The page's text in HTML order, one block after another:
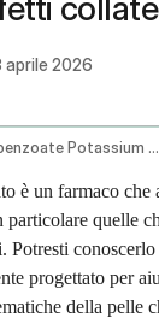
aprile 2026
Aminobenzoate Potassium Oral Route
è un farmaco che
quelle
Potresti
progettato per
della pelle